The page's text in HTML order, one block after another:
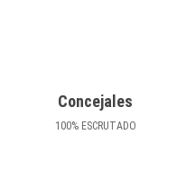
Concejales
100%ESCRUTADO